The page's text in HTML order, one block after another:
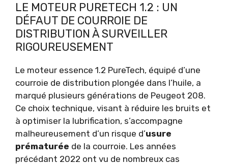
LE MOTEUR PURETECH 1.2 : UN
DÉFAUT DE COURROIE DE
DISTRIBUTION À SURVEILLER
RIGOUREUSEMENT
Le moteur essence 1.2 PureTech, équipé d’une
courroie de distribution plongée dans l’huile, a
marqué plusieurs générations de Peugeot 208.
Ce choix technique, visant à réduire les bruits et
à optimiser la lubrification, s’accompagne
malheureusement d’un risque d’usure
prématurée de la courroie. Les années
précédant 2022 ont vu de nombreux cas